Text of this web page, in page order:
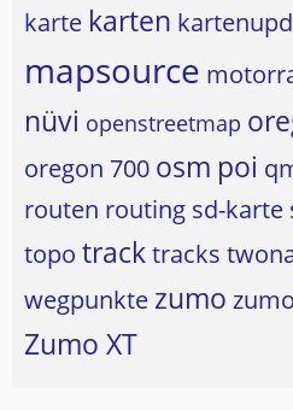
karte karten
mapsource
nüvi openstreetmap
oregon 700 osm poi
routen routing sd-karte
topo tracktracks
wegpunkte zumo
Zumo XT